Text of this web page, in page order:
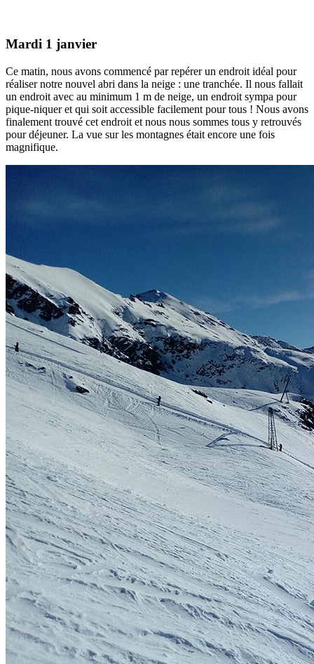
Mardi 1 janvier
Ce matin, nous avons commencé par repérer un endroit idéal pour
réaliser notre nouvel abri dans la neige : une tranchée. Il nous fallait
un endroit avec au minimum 1 m de neige, un endroit sympa pour
pique-niquer et qui soit accessible facilement pour tous ! Nous avons
finalement trouvé cet endroit et nous nous sommes tous y retrouvés
pour déjeuner. La vue sur les montagnes était encore une fois
magnifique.